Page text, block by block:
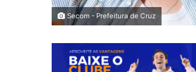
Secom - Prefeitura de Cruz